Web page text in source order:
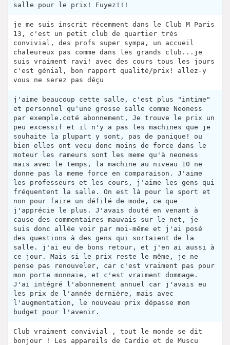
salle pour le prix! Fuyez!!!
je me suis inscrit récemment dans le Club M Paris
13, c'est un petit club de quartier très
convivial, des profs super sympa, un accueil
chaleureux pas comme dans les grands club...je
suis vraiment ravi! avec des cours tous les jours
c'est génial, bon rapport qualité/prix! allez-y
vous ne serez pas déçu
j'aime beaucoup cette salle, c'est plus "intime"
et personnel qu'une grosse salle comme Neoness
par exemple.coté abonnement, Je trouve le prix un
peu excessif et il n'y a pas les machines que je
souhaite la plupart y sont, pas de panique! ou
bien elles ont vecu donc moins de force dans le
moteur les rameurs sont les meme qu'à neoness
mais avec le temps, la machine au niveau 10 ne
donne pas la meme force en comparaison. J'aime
les professeurs et les cours, j'aime les gens qui
fréquentent la salle. On est là pour le sport et
non pour faire un défilé de mode, ce que
j'apprécie le plus. J'avais douté en venant à
cause des commentaires mauvais sur le net, je
suis donc allée voir par moi-même et j'ai posé
des questions à des gens qui sortaient de la
salle. j'ai eu de bons retour, et j'en ai aussi à
ce jour. Mais si le prix reste le même, je ne
pense pas renouveler, car c'est vraiment pas pour
mon porte monnaie, et c'est vraiment dommage.
J'ai intégré l'abonnement annuel car j'avais eu
les prix de l'année dernière, mais avec
l'augmentation, le nouveau prix dépasse mon
budget pour l'avenir.
Club vraiment convivial , tout le monde se dit
bonjour ! Les appareils de Cardio et de Muscu